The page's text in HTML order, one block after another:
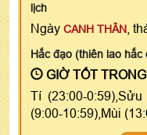
lịch
Ngày CANH THÂN ,
Hắc đạo (thiên lao hắc
GIỜ TỐT
Tí (23:00-0:59),Sửu
(9:00-10:59),Mùi